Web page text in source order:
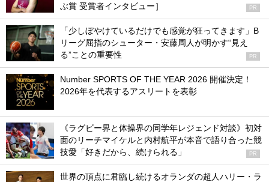
ぶ賞 受賞者インタビュー］
PR
「少しぼやけているだけでも感覚が狂ってきます」B
リーグ屈指のシューター・安藤周人が明かす“見え
る”ことの重要性
PR
Number SPORTS OF THE YEAR 2026 開催決定！
2026年を代表するアスリートを表彰
《ラグビー界と体操界の同学年レジェンド対談》初対
面のリーチマイケルと内村航平が本音で語り合った競
技愛「好きだから、続けられる」
PR
世界の頂点に君臨し続けるオランダの超人ハリー・ラ